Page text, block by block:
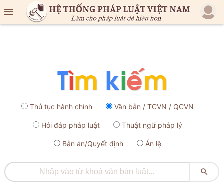

Thủ tục hành chính Văn bản / TCVN / QCVN
Hỏi đáp pháp luật Thuật ngữ pháp lý
Bản án/Quyết định Án lệ
